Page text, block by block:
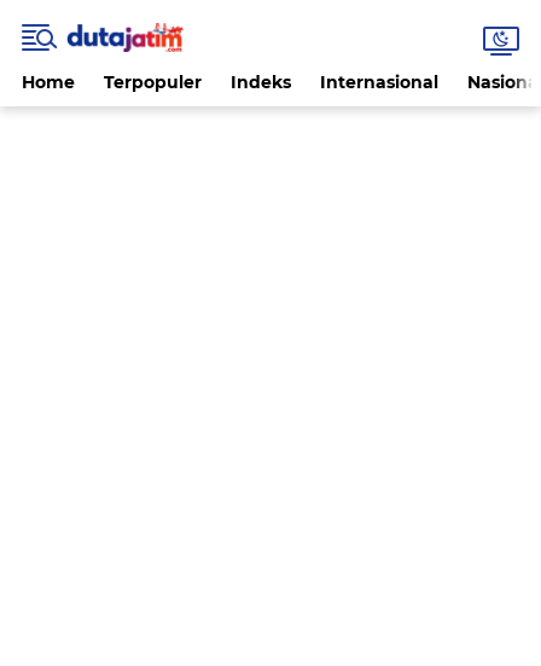
Home Terpopuler Indeks Internasional